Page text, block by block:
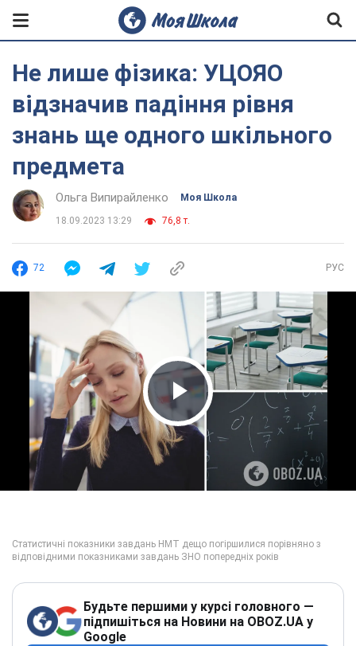
Не лише фізика: УЦОЯО
відзначив падіння рівня
знань ще одного шкільного
предмета
Ольга Випирайленко Моя Школа
18.09.2023 13:29 76,8 т.
72 РУС
Play Video
Будьте першими у курсі головного —
підпишіться на Новини на OBOZ.UA у
Google